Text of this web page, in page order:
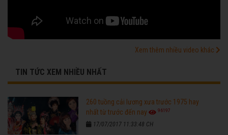
Xem thêm nhiều video khác
TIN TỨC XEM NHIỀU NHẤT
260 tuồng cải lương xưa trước 1975 hay
nhất từ trước đến nay
96197
17/07/2017 11:33:48 CH